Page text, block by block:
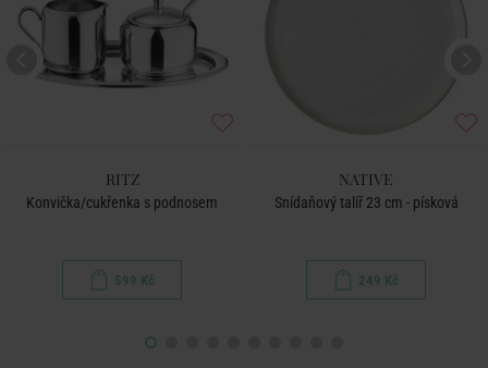
RITZ
Konvička/cukřenka s podnosem
599 Kč
NATIVE
Snídaňový talíř 23 cm - písková
249 Kč